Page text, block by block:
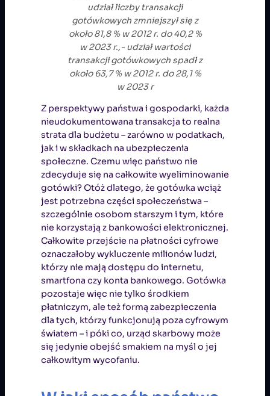
udział liczby transakcji
gotówkowych zmniejszył się z
około 81,8 % w 2012 r. do 40,2 %
w 2023 r.,- udział wartości
transakcji gotówkowych spadł z
około 63,7 % w 2012 r. do 28,1 %
w 2023 r
Z perspektywy państwa i gospodarki, każda
nieudokumentowana transakcja to realna
strata dla budżetu – zarówno w podatkach,
jak i w składkach na ubezpieczenia
społeczne. Czemu więc państwo nie
zdecyduje się na całkowite wyeliminowanie
gotówki? Otóż dlatego, że gotówka wciąż
jest potrzebna części społeczeństwa –
szczególnie osobom starszym i tym, które
nie korzystają z bankowości elektronicznej.
Całkowite przejście na płatności cyfrowe
oznaczałoby wykluczenie milionów ludzi,
którzy nie mają dostępu do internetu,
smartfona czy konta bankowego. Gotówka
pozostaje więc nie tylko środkiem
płatniczym, ale też formą zabezpieczenia
dla tych, którzy funkcjonują poza cyfrowym
światem – i póki co, urząd skarbowy może
się jedynie obejść smakiem na myśl o jej
całkowitym wycofaniu.